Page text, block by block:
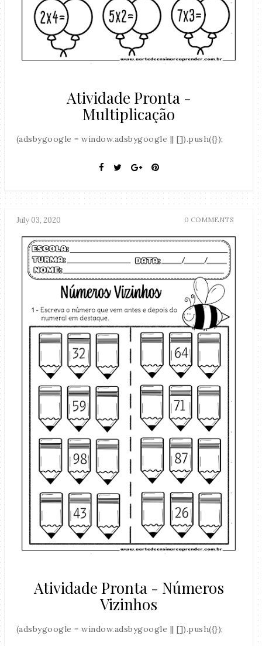
Atividade Pronta -
Multiplicação
(adsbygoogle = window.adsbygoogle || []).push({});
July 03, 2020 0 COMMENTS
Atividade Pronta - Números
Vizinhos
(adsbygoogle = window.adsbygoogle || []).push({});